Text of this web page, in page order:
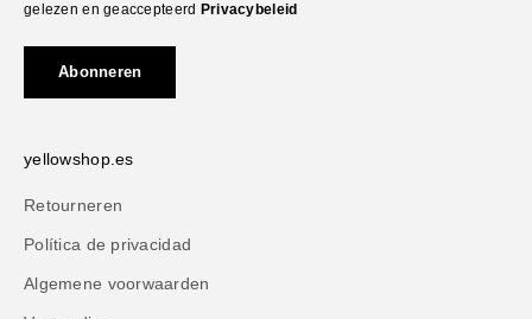
gelezen en geaccepteerd Privacybeleid
Abonneren
yellowshop.es
Retourneren
Política de privacidad
Algemene voorwaarden